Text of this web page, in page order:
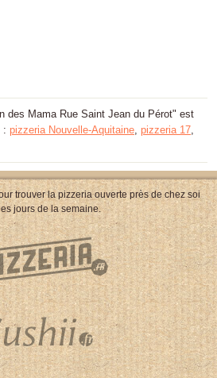
des Mama Rue Saint Jean du Pérot" est
: pizzeria Nouvelle-Aquitaine pizzeria 17
trouver la pizzeria ouverte près de chez soi
jours de la semaine.